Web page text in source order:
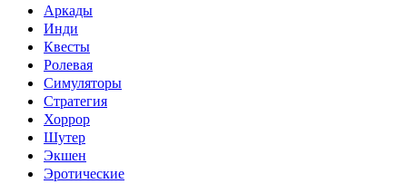
Аркады
Инди
Квесты
Ролевая
Симуляторы
Стратегия
Хоррор
Шутер
Экшен
Эротические